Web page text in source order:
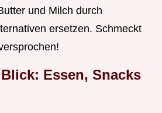
und Milch durch
ersetzen. Schmeckt
Essen, Snacks